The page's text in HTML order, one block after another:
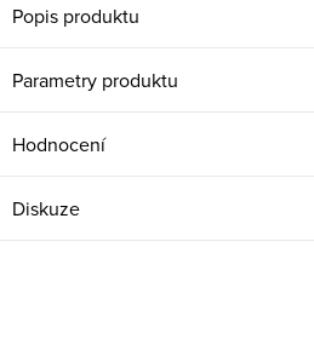
Popis produktu
Parametry produktu
Hodnocení
Diskuze